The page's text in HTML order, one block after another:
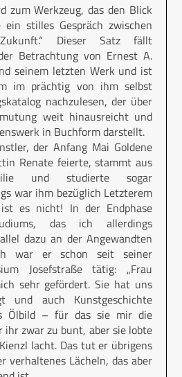
zum Werkzeug, das den Blick
stilles Gespräch zwischen
Dieser Satz fällt
Betrachtung von Ernest A.
seinem letzten Werk und ist
im prächtig von ihm selbst
nachzulesen, der über
weit hinausreicht und
in Buchform darstellt.
der Anfang Mai Goldene
Renate feierte, stammt aus
und studierte sogar
war ihm bezüglich Letzterem
es nicht! In der Endphase
das ich allerdings
dazu an der Angewandten
war er schon seit seiner
Josefstraße tätig: „Frau
sehr gefördert. Sie hat uns
und auch Kunstgeschichte
Ölbild – für das sie mir die
ihr zwar zu bunt, aber sie lobte
lacht. Das tut er übrigens
verhaltenes Lächeln, das aber